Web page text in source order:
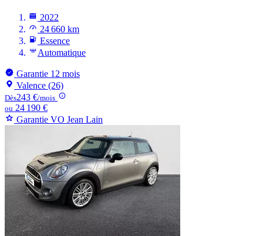
2022
24 660 km
Essence
Automatique
Garantie 12 mois
Valence (26)
Dès243 €/mois
ou 24 190 €
Garantie VO Jean Lain